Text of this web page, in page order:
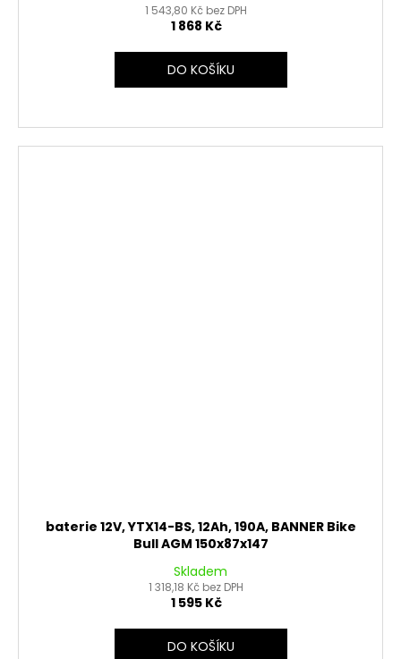
1 543,80 Kč bez DPH
1 868 Kč
DO KOŠÍKU
baterie 12V, YTX14-BS, 12Ah, 190A, BANNER Bike
Bull AGM 150x87x147
Skladem
1 318,18 Kč bez DPH
1 595 Kč
DO KOŠÍKU